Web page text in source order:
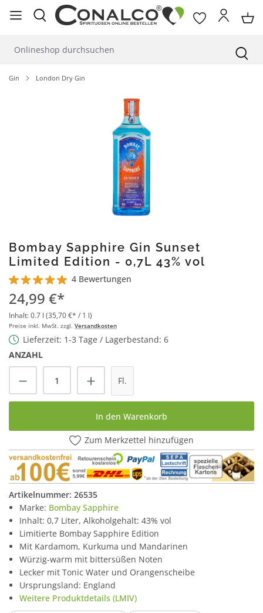
springen
Gin London Dry Gin
Bombay Sapphire Gin Sunset
Limited Edition - 0,7L 43% vol
Durchschnittliche Bewertung von 5 von 5 Sternen
4 Bewertungen
24,99 €*
Inhalt:0.7 l (35,70 €* / 1 l)
Preise inkl. MwSt. zzgl. Versandkosten
Lieferzeit: 1-3 Tage / Lagerbestand: 6
ANZAHL
Produkt Anzahl: Gib den gewünschten
Fl.
In den Warenkorb
Zum Merkzettel hinzufügen
Artikelnummer: 26535
Marke: Bombay Sapphire
Inhalt: 0,7 Liter, Alkoholgehalt: 43% vol
Limitierte Bombay Sapphire Edition
Mit Kardamom, Kurkuma und Mandarinen
Würzig-warm mit bittersüßen Noten
Lecker mit Tonic Water und Orangenscheibe
Ursprungsland: England
Weitere Produktdetails (LMIV)